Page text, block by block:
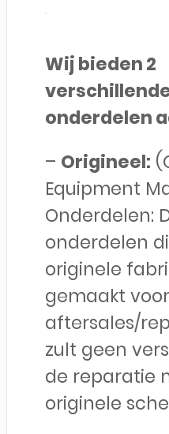
Wij bieden 2
onderdelen
– Origineel:
Equipment
Onderdelen:
onderdelen
originele
gemaakt
aftersales/
zult geen
de reparatie
originele